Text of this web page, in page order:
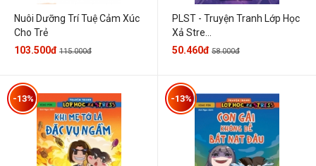
Nuôi Dưỡng Trí Tuệ Cảm Xúc
Cho Trẻ
103.500đ 115.000đ
PLST - Truyện Tranh Lớp Học
Xả Stre...
50.460đ 58.000đ
-13% -13%